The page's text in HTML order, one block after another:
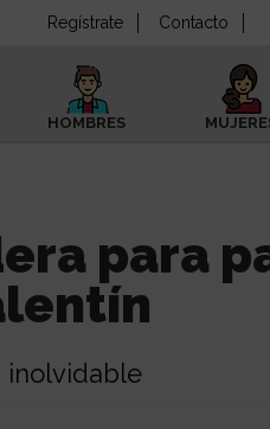
Regístrate Contacto
HOMBRES
para
inolvidable